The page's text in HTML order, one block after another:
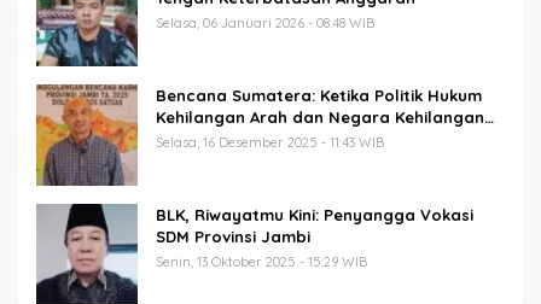
Selasa, 06 Januari 2026 - 08:48 WIB
Bencana Sumatera: Ketika Politik Hukum
Kehilangan Arah dan Negara Kehilangan
Keberanian
Selasa, 16 Desember 2025 - 11:43 WIB
BLK, Riwayatmu Kini: Penyangga Vokasi
SDM Provinsi Jambi
Senin, 13 Oktober 2025 - 15:29 WIB